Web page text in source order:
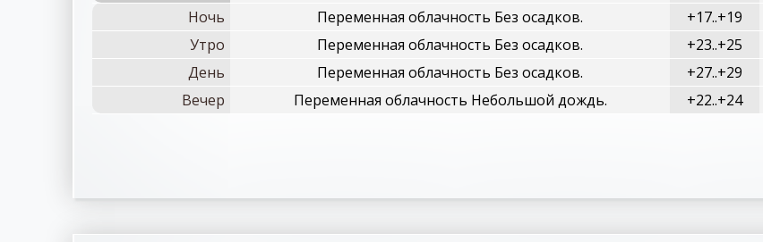
Ночь
Переменная облачность Без осадков. +17..+19
Утро
Переменная облачность Без осадков. +23..+25
День
Переменная облачность Без осадков. +27..+29
Вечер
Переменная облачность Небольшой дождь. +22..+24